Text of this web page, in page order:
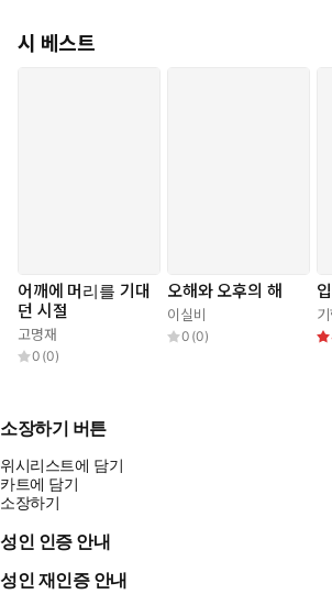
시 베스트
어깨에 머리를 기대
던 시절
고명재
0 (0)
오해와 오후의 해
이실비
0 (0)
소장하기 버튼
위시리스트에 담기
카트에 담기
소장하기
성인 인증 안내
성인 재인증 안내